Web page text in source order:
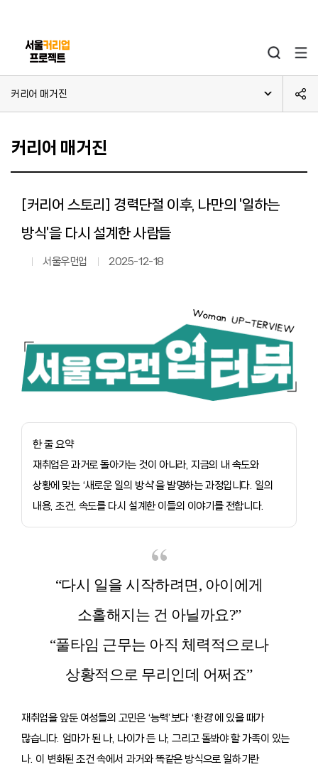
커리어 매거진
커리어 매거진
[커리어 스토리] 경력단절 이후, 나만의 '일하는
방식'을 다시 설계한 사람들
서울우먼업 2025-12-18
한 줄 요약
재취업은 과거로 돌아가는 것이 아니라, 지금의 내 속도와
상황에 맞는 ‘새로운 일의 방식’을 발명하는 과정입니다. 일의
내용, 조건, 속도를 다시 설계한 이들의 이야기를 전합니다.
“다시 일을 시작하려면, 아이에게
소홀해지는 건 아닐까요?”
“풀타임 근무는 아직 체력적으로나
상황적으로 무리인데 어쩌죠”
재취업을 앞둔 여성들의 고민은 ‘능력’보다 ‘환경’에 있을 때가
많습니다. 엄마가 된 나, 나이가 든 나, 그리고 돌봐야 할 가족이 있는
나. 이 변화된 조건 속에서 과거와 똑같은 방식으로 일하기란